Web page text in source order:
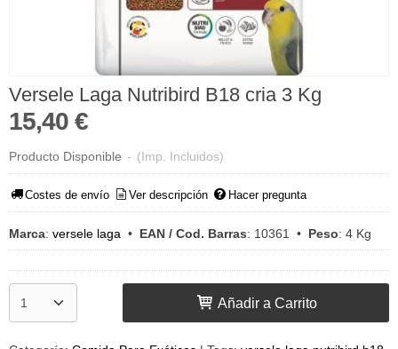
Versele Laga Nutribird B18 cria 3 Kg
15,40 €
Producto Disponible - (Imp. Incluidos)
Costes de envío Ver descripción Hacer pregunta
Marca: versele laga • EAN / Cod. Barras: 10361 • Peso: 4 Kg
Añadir a Carrito